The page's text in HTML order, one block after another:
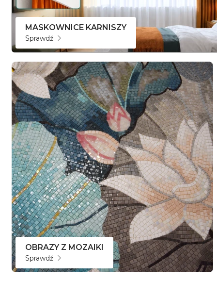
MASKOWNICE KARNISZY
Sprawdź
OBRAZY Z MOZAIKI
Sprawdź